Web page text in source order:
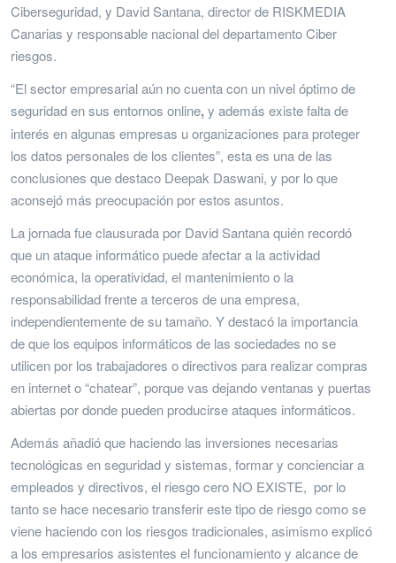
Ciberseguridad, y David Santana, director de RISKMEDIA
Canarias y responsable nacional del departamento Ciber
riesgos.
“El sector empresarial aún no cuenta con un nivel óptimo de
seguridad en sus entornos online,y además existe falta de
interés en algunas empresas u organizaciones para proteger
los datos personales de los clientes”, esta es una de las
conclusiones que destaco Deepak Daswani, y por lo que
aconsejó más preocupación por estos asuntos.
La jornada fue clausurada por David Santana quién recordó
que un ataque informático puede afectar a la actividad
económica, la operatividad, el mantenimiento o la
responsabilidad frente a terceros de una empresa,
independientemente de su tamaño. Y destacó la importancia
de que los equipos informáticos de las sociedades no se
utilicen por los trabajadores o directivos para realizar compras
en internet o “chatear”, porque vas dejando ventanas y puertas
abiertas por donde pueden producirse ataques informáticos.
Además añadió que haciendo las inversiones necesarias
tecnológicas en seguridad y sistemas, formar y concienciar a
empleados y directivos, el riesgo cero NO EXISTE, por lo
tanto se hace necesario transferir este tipo de riesgo como se
viene haciendo con los riesgos tradicionales, asimismo explicó
a los empresarios asistentes el funcionamiento y alcance de